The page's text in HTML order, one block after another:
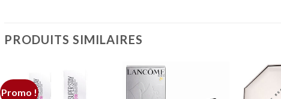
PRODUITS SIMILAIRES
Promo !